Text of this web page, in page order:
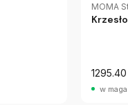
MOMA
1295.40
w